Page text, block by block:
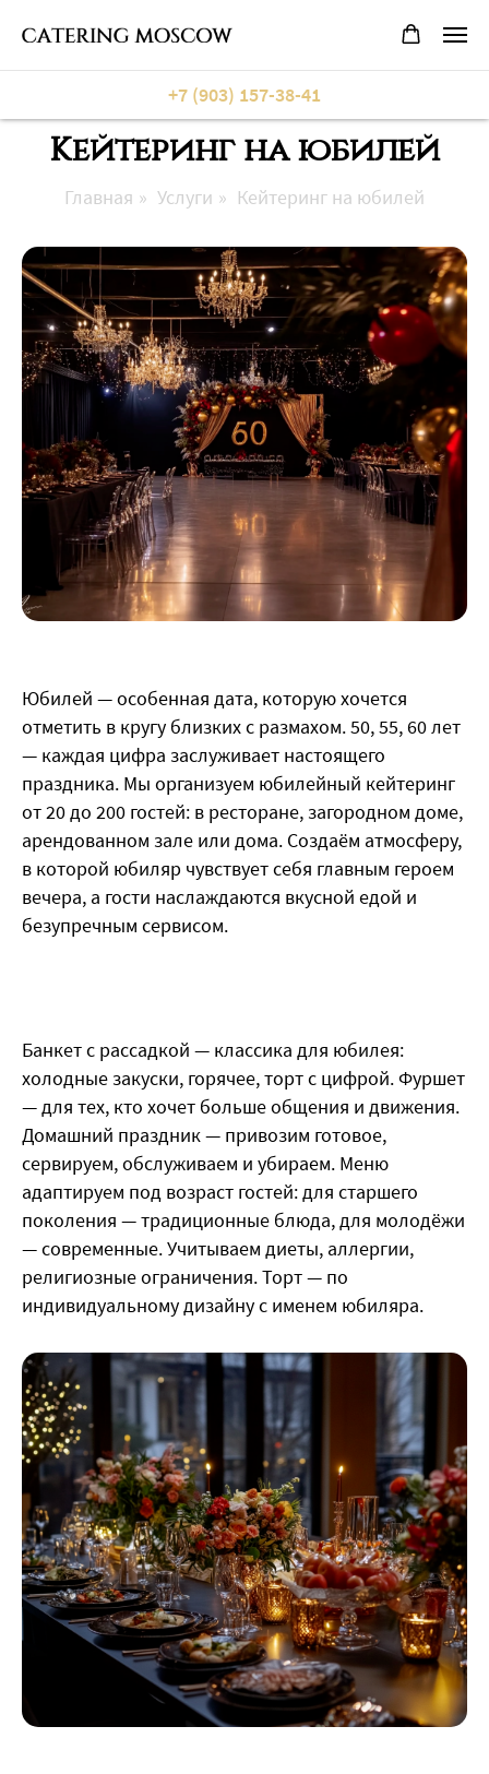
+7 (903) 157-38-41
Кейтеринг на юбилей
Главная » Услуги » Кейтеринг на юбилей
Юбилей — особенная дата, которую хочется
отметить в кругу близких с размахом. 50, 55, 60 лет
— каждая цифра заслуживает настоящего
праздника. Мы организуем юбилейный кейтеринг
от 20 до 200 гостей: в ресторане, загородном доме,
арендованном зале или дома. Создаём атмосферу,
в которой юбиляр чувствует себя главным героем
вечера, а гости наслаждаются вкусной едой и
безупречным сервисом.
Банкет с рассадкой — классика для юбилея:
холодные закуски, горячее, торт с цифрой. Фуршет
— для тех, кто хочет больше общения и движения.
Домашний праздник — привозим готовое,
сервируем, обслуживаем и убираем. Меню
адаптируем под возраст гостей: для старшего
поколения — традиционные блюда, для молодёжи
— современные. Учитываем диеты, аллергии,
религиозные ограничения. Торт — по
индивидуальному дизайну с именем юбиляра.